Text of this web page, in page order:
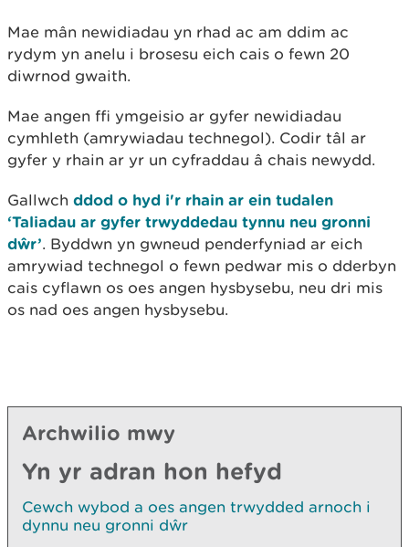
Mae mân newidiadau yn rhad ac am ddim ac
rydym yn anelu i brosesu eich cais o fewn 20
diwrnod gwaith.
Mae angen ffi ymgeisio ar gyfer newidiadau
cymhleth (amrywiadau technegol). Codir tâl ar
gyfer y rhain ar yr un cyfraddau â chais newydd.
Gallwch ddod o hyd i'r rhain ar ein tudalen
‘Taliadau ar gyfer trwyddedau tynnu neu gronni
dŵr’. Byddwn yn gwneud penderfyniad ar eich
amrywiad technegol o fewn pedwar mis o dderbyn
cais cyflawn os oes angen hysbysebu, neu dri mis
os nad oes angen hysbysebu.
Archwilio mwy
Yn yr adran hon hefyd
Cewch wybod a oes angen trwydded arnoch i
dynnu neu gronni dŵr